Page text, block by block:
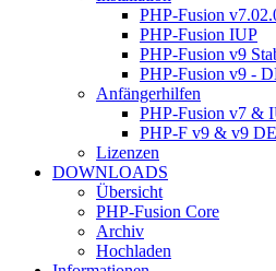
PHP-Fusion
PHP-Fusion IUP
PHP-Fusion v9
PHP-Fusion v9 -
Anfängerhilfen
PHP-Fusion v7 &
PHP-F v9 & v9
Lizenzen
DOWNLOADS
Übersicht
PHP-Fusion Core
Archiv
Hochladen